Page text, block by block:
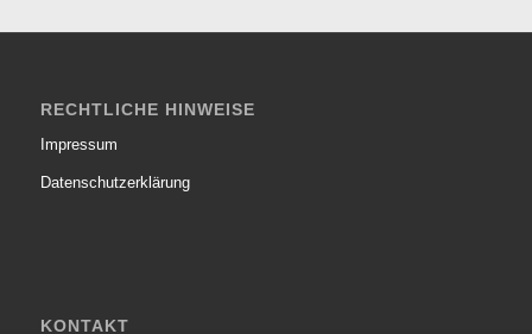
RECHTLICHE HINWEISE
Impressum
Datenschutzerklärung
KONTAKT